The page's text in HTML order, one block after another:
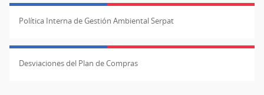
Política Interna de Gestión Ambiental Serpat
Desviaciones del Plan de Compras